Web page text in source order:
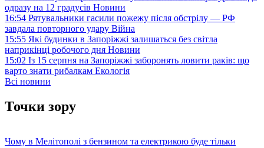
одразу на 12 градусів Новини
16:54 Рятувальники гасили пожежу після обстрілу — РФ
завдала повторного удару Війна
15:55 Які будинки в Запоріжжі залишаться без світла
наприкінці робочого дня Новини
15:02 Із 15 серпня на Запоріжжі заборонять ловити раків: що
варто знати рибалкам Екологія
Всі новини
Точки зору
Чому в Мелітополі з бензином та електрикою буде тільки